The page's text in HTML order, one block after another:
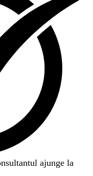
ajunge la